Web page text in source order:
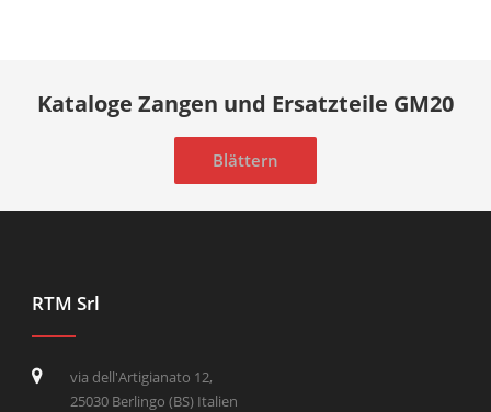
Kataloge Zangen und Ersatzteile GM20
Blättern
RTM Srl
via dell'Artigianato 12,
25030 Berlingo (BS) Italien